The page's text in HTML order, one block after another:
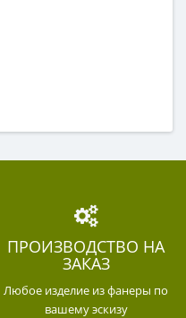
ПРОИЗВОДСТВО НА
ЗАКАЗ
Любое изделие из фанеры по
вашему эскизу